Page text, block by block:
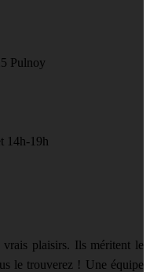
Pulnoy
14h-19h
plaisirs. Ils méritent le
le trouverez ! Une équipe